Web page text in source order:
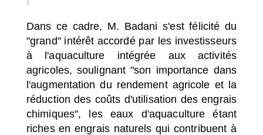
Dans ce cadre, M. Badani s'est félicité du
"grand" intérêt accordé par les investisseurs
à l'aquaculture intégrée aux activités
agricoles, soulignant "son importance dans
l'augmentation du rendement agricole et la
réduction des coûts d'utilisation des engrais
chimiques", les eaux d'aquaculture étant
riches en engrais naturels qui contribuent à